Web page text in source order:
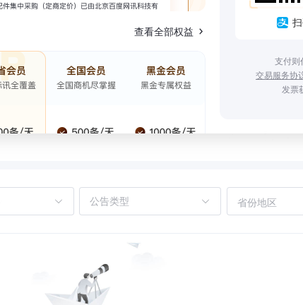
查看全部权益
支付则
交易服务协
发票
省份地区